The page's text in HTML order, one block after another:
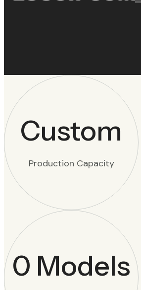
Custom
Production Capacity
0 Models